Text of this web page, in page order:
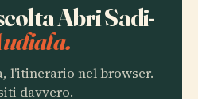
Abri Sadi-
l'itinerario nel browser.
davvero.